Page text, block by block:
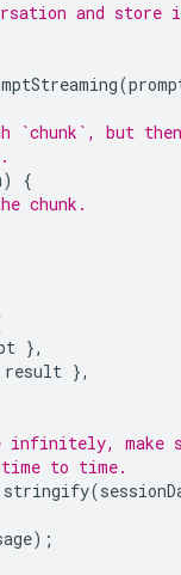
and
(
`chunk`, but
)
{
chunk.
},
result },
infinitely, make
to time.
stringify(
);